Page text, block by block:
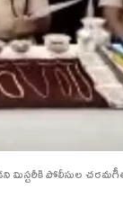
మిస్టరీకి పోలీసుల